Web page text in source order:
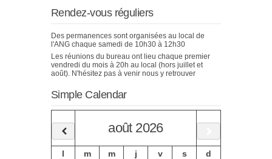
Rendez-vous réguliers
Des permanences sont organisées au local de
l'ANG chaque samedi de 10h30 à 12h30
Les réunions du bureau ont lieu chaque premier
vendredi du mois à 20h au local (hors juillet et
août). N'hésitez pas à venir nous y retrouver
Simple Calendar
août 2026
l m m j v s d